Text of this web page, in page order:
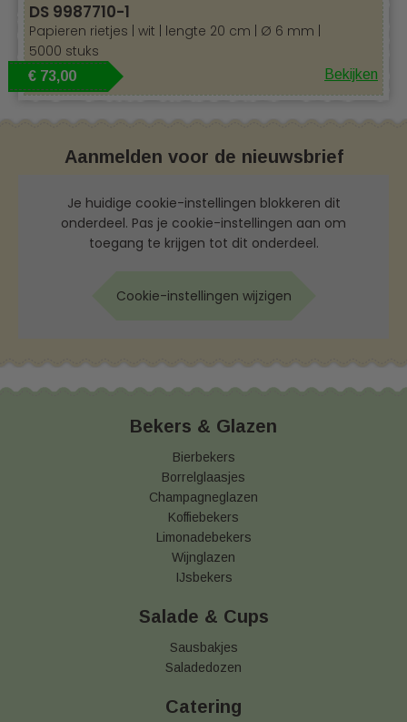
DS 9987710-1
Papieren rietjes | wit | lengte 20 cm | Ø 6 mm |
5000 stuks
€ 73,00 Bekijken
Aanmelden voor de nieuwsbrief
Je huidige cookie-instellingen blokkeren dit
onderdeel. Pas je cookie-instellingen aan om
toegang te krijgen tot dit onderdeel.
Cookie-instellingen wijzigen
Bekers & Glazen
Bierbekers
Borrelglaasjes
Champagneglazen
Koffiebekers
Limonadebekers
Wijnglazen
IJsbekers
Salade & Cups
Sausbakjes
Saladedozen
Catering